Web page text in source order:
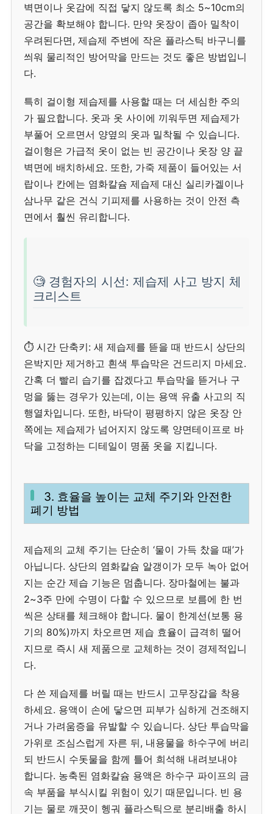
벽면이나 옷감에 직접 닿지 않도록 최소 5~10cm의
공간을 확보해야 합니다. 만약 옷장이 좁아 밀착이
우려된다면, 제습제 주변에 작은 플라스틱 바구니를
씌워 물리적인 방어막을 만드는 것도 좋은 방법입니
다.
특히 걸이형 제습제를 사용할 때는 더 세심한 주의
가 필요합니다. 옷과 옷 사이에 끼워두면 제습제가
부풀어 오르면서 양옆의 옷과 밀착될 수 있습니다.
걸이형은 가급적 옷이 없는 빈 공간이나 옷장 양 끝
벽면에 배치하세요. 또한, 가죽 제품이 들어있는 서
랍이나 칸에는 염화칼슘 제습제 대신 실리카겔이나
삼나무 같은 건식 기피제를 사용하는 것이 안전 측
면에서 훨씬 유리합니다.
🧐 경험자의 시선: 제습제 사고 방지 체
크리스트
⏱️ 시간 단축키: 새 제습제를 뜯을 때 반드시 상단의
은박지만 제거하고 흰색 투습막은 건드리지 마세요.
간혹 더 빨리 습기를 잡겠다고 투습막을 뜯거나 구
멍을 뚫는 경우가 있는데, 이는 용액 유출 사고의 직
행열차입니다. 또한, 바닥이 평평하지 않은 옷장 안
쪽에는 제습제가 넘어지지 않도록 양면테이프로 바
닥을 고정하는 디테일이 명품 옷을 지킵니다.
3. 효율을 높이는 교체 주기와 안전한
폐기 방법
제습제의 교체 주기는 단순히 ‘물이 가득 찼을 때’가
아닙니다. 상단의 염화칼슘 알갱이가 모두 녹아 없어
지는 순간 제습 기능은 멈춥니다. 장마철에는 불과
2~3주 만에 수명이 다할 수 있으므로 보름에 한 번
씩은 상태를 체크해야 합니다. 물이 한계선(보통 용
기의 80%)까지 차오르면 제습 효율이 급격히 떨어
지므로 즉시 새 제품으로 교체하는 것이 경제적입니
다.
다 쓴 제습제를 버릴 때는 반드시 고무장갑을 착용
하세요. 용액이 손에 닿으면 피부가 심하게 건조해지
거나 가려움증을 유발할 수 있습니다. 상단 투습막을
가위로 조심스럽게 자른 뒤, 내용물을 하수구에 버리
되 반드시 수돗물을 함께 틀어 희석해 내려보내야
합니다. 농축된 염화칼슘 용액은 하수구 파이프의 금
속 부품을 부식시킬 위험이 있기 때문입니다. 빈 용
기는 물로 깨끗이 헹궈 플라스틱으로 분리배출 하시